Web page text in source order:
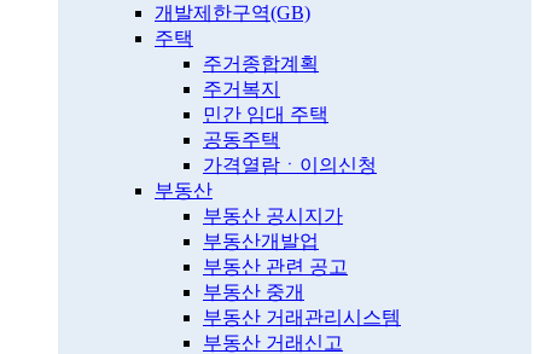
개발제한구역(GB)
주택
주거종합계획
주거복지
민간 임대 주택
공동주택
가격열람ㆍ이의신청
부동산
부동산 공시지가
부동산개발업
부동산 관련 공고
부동산 중개
부동산 거래관리시스템
부동산 거래신고